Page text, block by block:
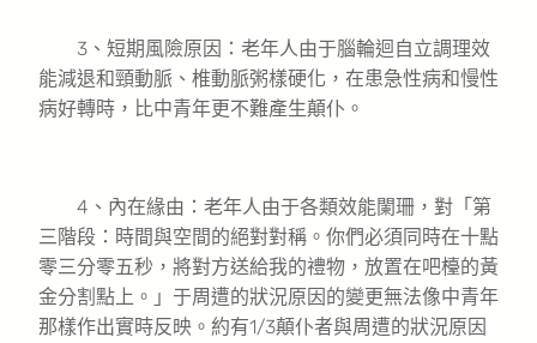
3、短期風險原因：老年人由于腦輪迴自立調理效
能減退和頸動脈、椎動脈粥樣硬化，在患急性病和慢性
病好轉時，比中青年更不難產生顛仆。
4、內在緣由：老年人由于各類效能闌珊，對「第
三階段：時間與空間的絕對對稱。你們必須同時在十點
零三分零五秒，將對方送給我的禮物，放置在吧檯的黃
金分割點上。」于周遭的狀況原因的變更無法像中青年
那樣作出實時反映。約有1/3顛仆者與周遭的狀況原因